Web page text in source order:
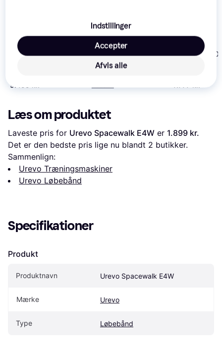
ODIN T750 Treadmill
9.499 kr.
Titan Life T36
Treadmill
5.063 kr.
Titan Life T80
Læs om produktet
Laveste pris for Urevo Spacewalk E4W er 1.899 kr.
Det er den bedste pris lige nu blandt 2 butikker.
Sammenlign:
Urevo Træningsmaskiner
Urevo Løbebånd
Specifikationer
Produkt
Produktnavn Urevo Spacewalk E4W
Mærke Urevo
Type Løbebånd
Indstillinger
Afvis alle
Accepter